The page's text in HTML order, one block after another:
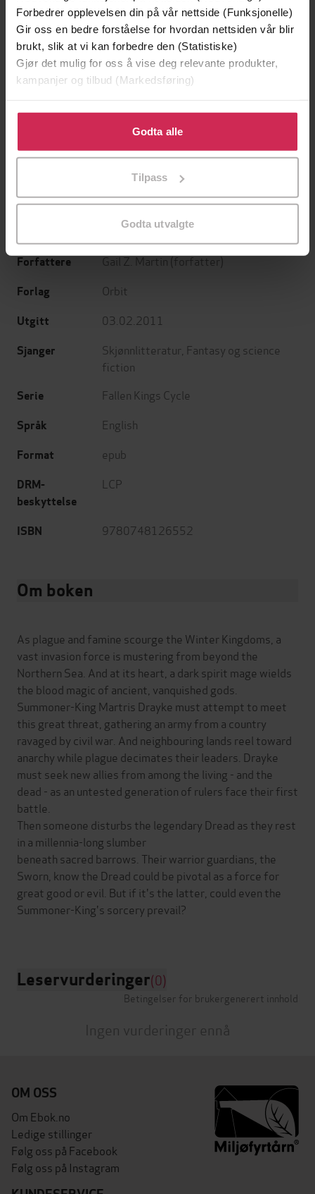
Forbedrer opplevelsen din på vår nettside (Funksjonelle)
Gir oss en bedre forståelse for hvordan nettsiden vår blir
brukt, slik at vi kan forbedre den (Statistiske)
Gjør det mulig for oss å vise deg relevante produkter,
kampanjer og tilbud (Markedsføring)
Klikk på «Godta alle» for å gi oss ditt samtykke til å
bruke cookies for alle disse formålene. Du kan også
tilpasse ditt samtykke til spesifikke formål ved å klikke
Godta alle
Tilpass
Godta utvalgte
EBOK EBOK
The Fallen Kings Cycle: Book One
Forfattere Gail Z. Martin(forfatter)
Forlag Orbit
Utgitt 03.02.2011
Sjanger Skjønnlitteratur Fantasy og science
fiction
Serie Fallen Kings Cycle
Språk English
Format epub
DRM-
beskyttelse
LCP
ISBN 9780748126552
Om boken
As plague and famine scourge the Winter Kingdoms, a
vast invasion force is mustering from beyond the
Northern Sea. And at its heart, a dark spirit mage wields
the blood magic of ancient, vanquished gods.
Summoner-King Martris Drayke must attempt to meet
this great threat, gathering an army from a country
ravaged by civil war. And neighbouring lands reel toward
anarchy while plague decimates their leaders. Drayke
must seek new allies from among the living - and the
dead - as an untested generation of rulers face their first
battle.
Then someone disturbs the legendary Dread as they rest
in a millennia-long slumber
beneath sacred barrows. Their warrior guardians, the
Sworn, know the Dread could be pivotal as a force for
great good or evil. But if it's the latter, could even the
Summoner-King's sorcery prevail?
Leservurderinger(0)
Betingelser for brukergenerert innhold
Ingen vurderinger ennå
OM OSS
Om Ebok.no
Ledige stillinger
Følg oss på Facebook
Følg oss på Instagram